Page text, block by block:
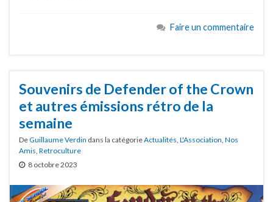
Faire un commentaire
Souvenirs de Defender of the Crown
et autres émissions rétro de la
semaine
DeGuillaume Verdin dans la catégorieActualités L'Association Nos
Amis Retroculture
8 octobre 2023